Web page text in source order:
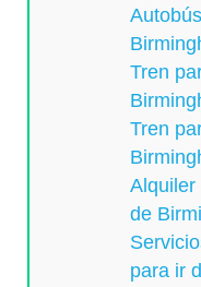
Tren
Tren
Alquiler
de
para ir